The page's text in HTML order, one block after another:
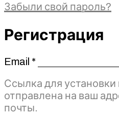
Забыли свой пароль?
Регистрация
Email *Обязательно
Ссылка для установки
отправлена ​​на ваш
почты.